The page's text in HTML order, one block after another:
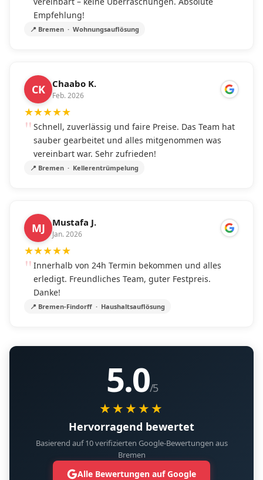
Empfehlung!
📍 Bremen · Wohnungsauflösung
CK Chaabo K.
Feb. 2026
★★★★★
Schnell, zuverlässig und faire Preise. Das Team hat
sauber gearbeitet und alles mitgenommen was
vereinbart war. Sehr zufrieden!
📍 Bremen · Kellerentrümpelung
MJ Mustafa J.
Jan. 2026
★★★★★
Innerhalb von 24h Termin bekommen und alles
erledigt. Freundliches Team, guter Festpreis.
Danke!
📍 Bremen-Findorff · Haushaltsauflösung
5.0/5
★★★★★
Hervorragend bewertet
Basierend auf 10 verifizierten Google-Bewertungen aus
Bremen
Alle Bewertungen auf Google